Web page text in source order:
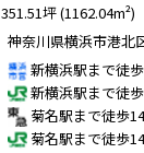
351.51坪 (1162.04m²)
神奈川県横浜市港北
新横浜駅まで徒
新横浜駅まで徒
菊名駅まで徒歩
菊名駅まで徒歩